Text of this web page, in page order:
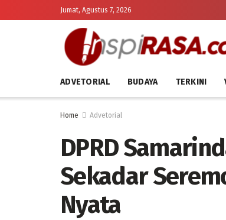
Jumat, Agustus 7, 2026
ADVETORIAL BUDAYA TERKINI
Home Advetorial
DPRD
Sekadar
Nyata